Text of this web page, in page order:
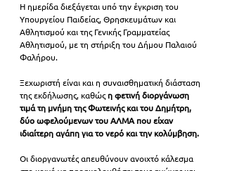
Η ημερίδα διεξάγεται υπό την έγκριση του
Υπουργείου Παιδείας, Θρησκευμάτων και
Αθλητισμού και της Γενικής Γραμματείας
Αθλητισμού, με τη στήριξη του Δήμου Παλαιού
Φαλήρου.
Ξεχωριστή είναι και η συναισθηματική διάσταση
της εκδήλωσης, καθώς η φετινή διοργάνωση
τιμά τη μνήμη της Φωτεινής και του Δημήτρη,
δύο ωφελούμενων του ΑΛΜΑ που είχαν
ιδιαίτερη αγάπη για το νερό και την κολύμβηση.
Οι διοργανωτές απευθύνουν ανοιχτό κάλεσμα